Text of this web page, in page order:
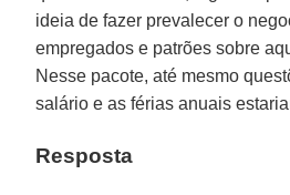
ideia de fazer prevalecer o
empregados e patrões sobre
Nesse pacote, até mesmo
salário e as férias anuais
Resposta